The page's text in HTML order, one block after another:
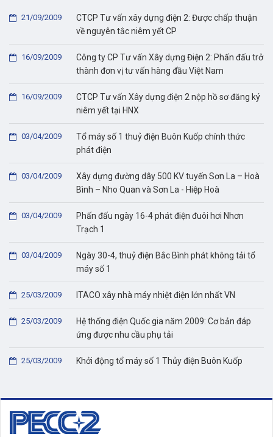
CTCP Tư vấn xây dựng điện 2: Được chấp thuận
về nguyên tắc niêm yết CP
21/09/2009
Công ty CP Tư vấn Xây dựng Điện 2: Phấn đấu trở
thành đơn vị tư vấn hàng đầu Việt Nam
16/09/2009
CTCP Tư vấn Xây dựng điện 2 nộp hồ sơ đăng ký
niêm yết tại HNX
16/09/2009
Tổ máy số 1 thuỷ điện Buôn Kuốp chính thức
phát điện
03/04/2009
Xây dựng đường dây 500 KV tuyến Sơn La – Hoà
Bình – Nho Quan và Sơn La - Hiệp Hoà
03/04/2009
Phấn đấu ngày 16-4 phát điện đuôi hơi Nhơn
Trạch 1
03/04/2009
Ngày 30-4, thuỷ điện Bắc Bình phát không tải tổ
máy số 1
03/04/2009
ITACO xây nhà máy nhiệt điện lớn nhất VN
25/03/2009
Hệ thống điện Quốc gia năm 2009: Cơ bản đáp
ứng được nhu cầu phụ tải
25/03/2009
Khởi động tổ máy số 1 Thủy điện Buôn Kuốp
25/03/2009